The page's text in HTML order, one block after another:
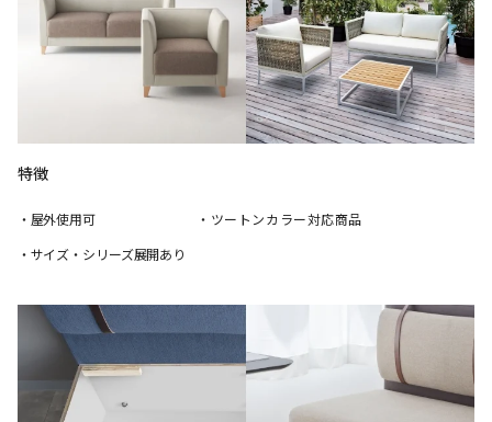
特徴
・屋外使用可
・サイズ・シリーズ展開あり
・ツートンカラー対応商品